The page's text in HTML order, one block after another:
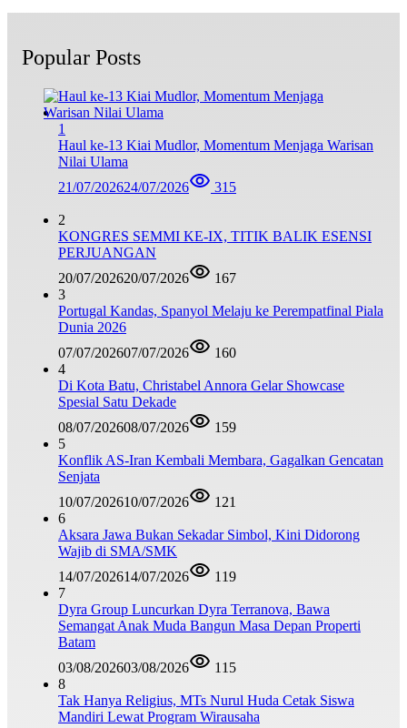
Popular Posts
1
Haul ke-13 Kiai Mudlor, Momentum Menjaga Warisan
Nilai Ulama
21/07/202624/07/2026 315
2
KONGRES SEMMI KE-IX, TITIK BALIK ESENSI
PERJUANGAN
20/07/202620/07/2026
167
3
Portugal Kandas, Spanyol Melaju ke Perempatfinal Piala
Dunia 2026
07/07/202607/07/2026
160
4
Di Kota Batu, Christabel Annora Gelar Showcase
Spesial Satu Dekade
08/07/202608/07/2026
159
5
Konflik AS-Iran Kembali Membara, Gagalkan Gencatan
Senjata
10/07/202610/07/2026
121
6
Aksara Jawa Bukan Sekadar Simbol, Kini Didorong
Wajib di SMA/SMK
14/07/202614/07/2026
119
7
Dyra Group Luncurkan Dyra Terranova, Bawa
Semangat Anak Muda Bangun Masa Depan Properti
Batam
03/08/202603/08/2026
115
8
Tak Hanya Religius, MTs Nurul Huda Cetak Siswa
Mandiri Lewat Program Wirausaha